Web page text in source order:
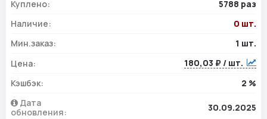
Куплено:
5788 раз
Наличие:
0 шт.
Мин.заказ:
1 шт.
Цена:
180,03 ₽ / шт.
Кэшбэк:
2 %
Дата
обновления:
30.09.2025